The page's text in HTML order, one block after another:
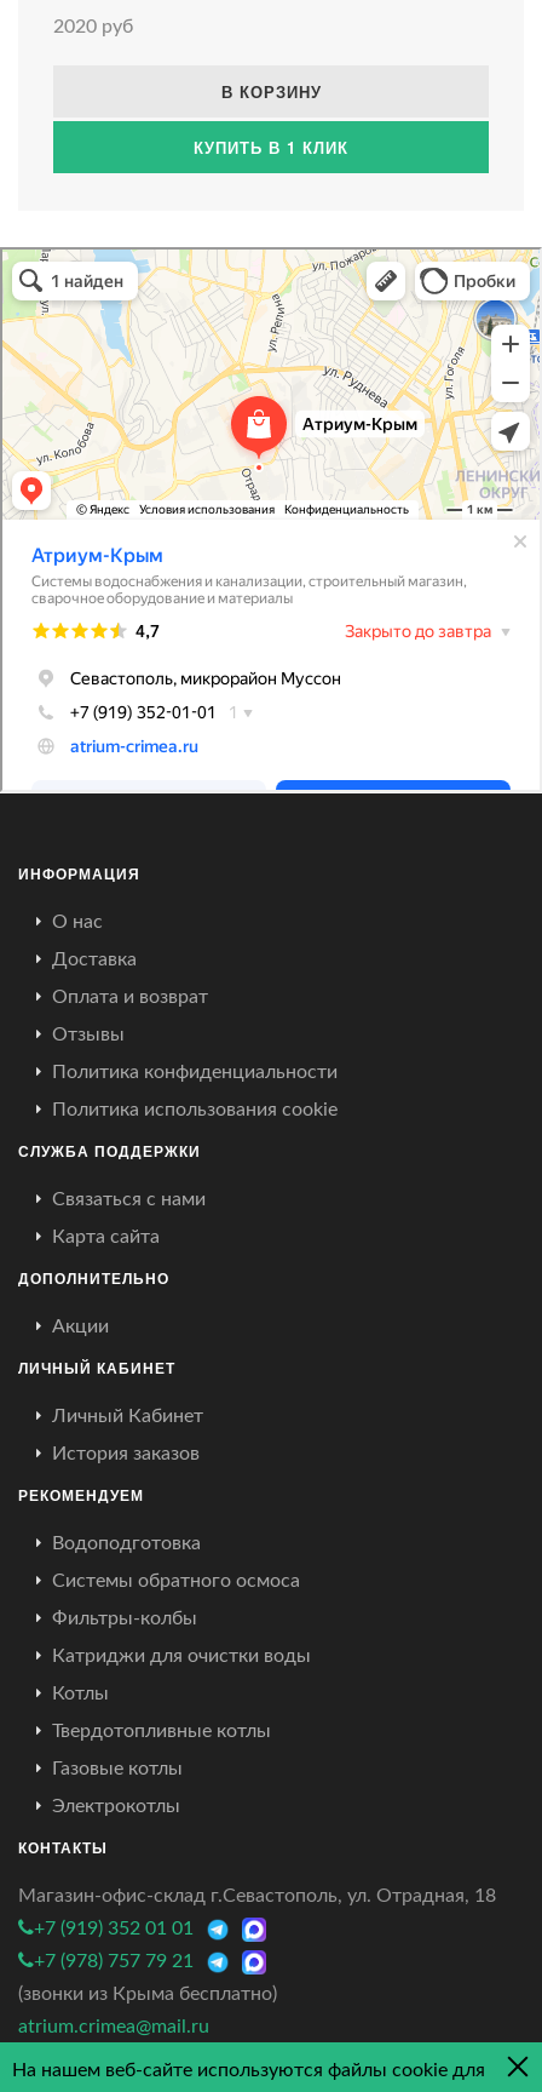
2020 руб
В КОРЗИНУ
КУПИТЬ В 1 КЛИК
Атриум-Крым
Системы водоснабжения, отопления, канализации в Севастополе
Снабжение строительных объектов в Севастополе
ИНФОРМАЦИЯ
О нас
Доставка
Оплата и возврат
Отзывы
Политика конфиденциальности
Политика использования cookie
СЛУЖБА ПОДДЕРЖКИ
Связаться с нами
Карта сайта
ДОПОЛНИТЕЛЬНО
Акции
ЛИЧНЫЙ КАБИНЕТ
Личный Кабинет
История заказов
РЕКОМЕНДУЕМ
Водоподготовка
Системы обратного осмоса
Фильтры-колбы
Катриджи для очистки воды
Котлы
Твердотопливные котлы
Газовые котлы
Электрокотлы
КОНТАКТЫ
Магазин-офис-склад г.Севастополь, ул. Отрадная, 18
+7 (919) 352 01 01
+7 (978) 757 79 21
(звонки из Крыма бесплатно)
atrium.crimea@mail.ru
На нашем веб-сайте используются файлы cookie для